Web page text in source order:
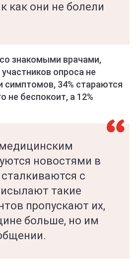
как они не болели
знакомыми врачами,
опроса не
симптомов, 34% стараются
не беспокоит, а 12%
новостями в
с
такие
пропускают их,
больше, но им